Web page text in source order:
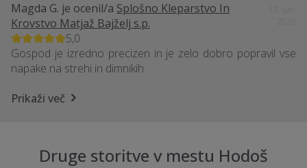
Magda G. je ocenil/a Splošno Kleparstvo In
Krovstvo Matjaž Bajželj s.p.
5,0
Gospod je izredno precizen in je zelo dobro popravil vse
napake na strehi in dimnikih.
Prikaži več
Druge storitve v mestu Hodoš